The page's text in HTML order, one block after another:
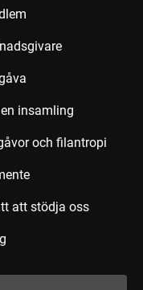
insamling
och filantropi
att stödja oss